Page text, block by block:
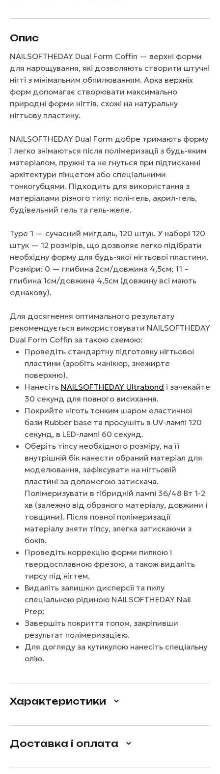
Опис
NAILSOFTHEDAY Dual Form Coffin — верхні форми
для нарощування, які дозволяють створити штучні
нігті з мінімальним обпилюванням. Арка верхніх
форм допомагає створювати максимально
природні форми нігтів, схожі на натуральну
нігтьову пластину.
NAILSOFTHEDAY Dual Form добре тримають форму
і легко знімаються після полімеризації з будь-яким
матеріалом, пружні та не гнуться при підтисканні
архітектури пінцетом або спеціальними
тонкогубцями. Підходить для використання з
матеріалами різного типу: полі-гель, акрил-гель,
будівельний гель та гель-желе.
Type 1 — сучасний мигдаль, 120 штук. У наборі 120
штук — 12 розмірів, що дозволяє легко підібрати
необхідну форму для будь-якої нігтьової пластини.
Розміри: 0 — глибина 2см/довжина 4,5см; 11 –
глибина 1см/довжина 4,5см (довжину всі мають
однакову).
Для досягнення оптимального результату
рекомендується використовувати NAILSOFTHEDAY
Dual Form Coffin за такою схемою:
Проведіть стандартну підготовку нігтьової
пластини (зробіть манікюр, знежирте
поверхню).
Нанесіть NAILSOFTHEDAY Ultrabond і зачекайте
30 секунд для повного висихання.
Покрийте ніготь тонким шаром еластичної
бази Rubber base та просушіть в UV-лампі 120
секунд, в LED-лампі 60 секунд.
Оберіть тіпсу необхідного розміру, на її
внутрішній бік нанести обраний матеріал для
моделювання, зафіксувати на нігтьовій
пластині за допомогою затискача.
Полімеризувати в гібридній лампі 36/48 Вт 1-2
хв (залежно від обраного матеріалу, довжини і
товщини). Після повної полімеризації
матеріалу зняти тіпсу, злегка затискаючи з
боків.
Проведіть коррекцію форми пилкою і
твердосплавною фрезою, а також видаліть
тирсу під нігтем.
Видаліть залишки дисперсії та пилу
спеціальною рідиною NAILSOFTHEDAY Nail
Prep;
Завершіть покриття топом, закріпивши
результат полімеризацією.
Для догляду за кутикулою нанесіть спеціальну
олію.
Характеристики
Доставка і оплата